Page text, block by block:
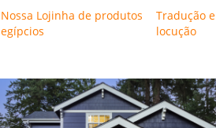
Nossa Lojinha de produtos
egípcios
Tradução e
locução